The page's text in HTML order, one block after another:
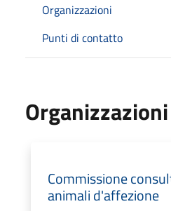
Organizzazioni
Punti di contatto
Organizzazioni
Commissione
animali d'affezione